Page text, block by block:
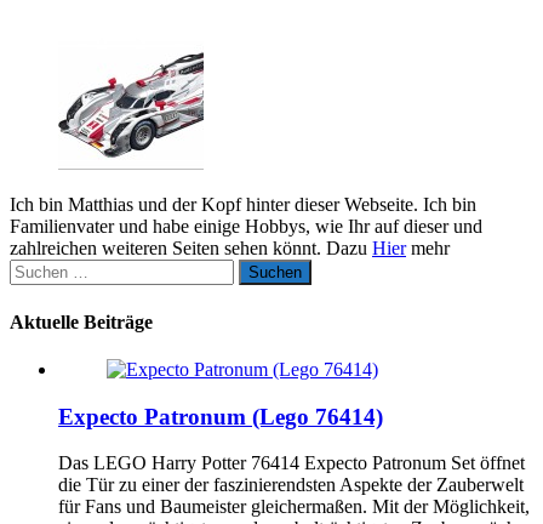
Ich bin Matthias und der Kopf hinter dieser Webseite. Ich bin
Familienvater und habe einige Hobbys, wie Ihr auf dieser und
zahlreichen weiteren Seiten sehen könnt. Dazu Hiermehr
Suchen
nach:
Aktuelle Beiträge
Expecto Patronum (Lego 76414)
Das LEGO Harry Potter 76414 Expecto Patronum Set öffnet
die Tür zu einer der faszinierendsten Aspekte der Zauberwelt
für Fans und Baumeister gleichermaßen. Mit der Möglichkeit,